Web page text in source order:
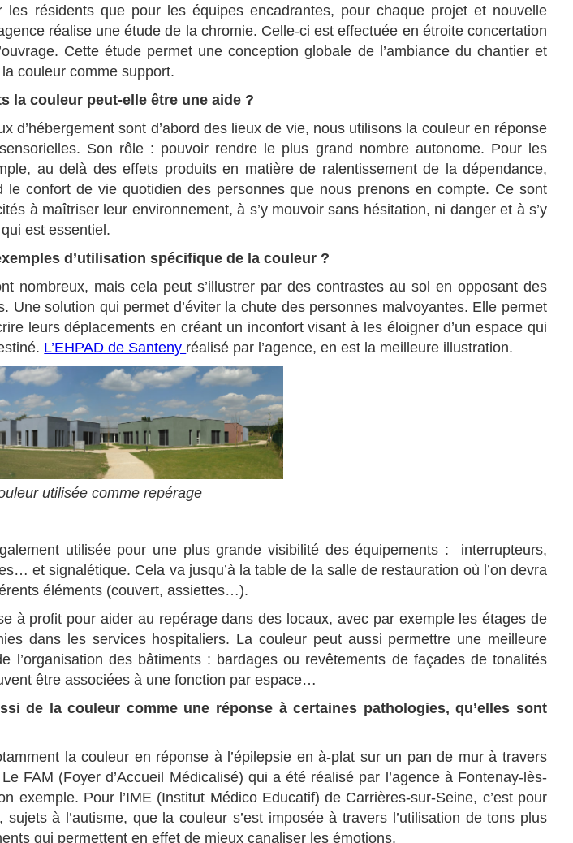
les résidents que pour les équipes encadrantes, pour chaque projet et nouvelle
réalise une étude de la chromie. Celle-ci est effectuée en étroite concertation
Cette étude permet une conception globale de l’ambiance du chantier et
couleur comme support.
la couleur peut-elle être une aide ?
d’hébergement sont d’abord des lieux de vie, nous utilisons la couleur en réponse
Son rôle : pouvoir rendre le plus grand nombre autonome. Pour les
au delà des effets produits en matière de ralentissement de la dépendance,
le confort de vie quotidien des personnes que nous prenons en compte. Ce sont
à maîtriser leur environnement, à s’y mouvoir sans hésitation, ni danger et à s’y
est essentiel.
d’utilisation spécifique de la couleur ?
nombreux, mais cela peut s’illustrer par des contrastes au sol en opposant des
Une solution qui permet d’éviter la chute des personnes malvoyantes. Elle permet
leurs déplacements en créant un inconfort visant à les éloigner d’un espace qui
L’EHPAD de Santeny réalisé par l’agence, en est la meilleure illustration.
utilisée comme repérage
utilisée pour une plus grande visibilité des équipements : interrupteurs,
et signalétique. Cela va jusqu’à la table de la salle de restauration où l’on devra
éléments (couvert, assiettes…).
à profit pour aider au repérage dans des locaux, avec par exemple les étages de
dans les services hospitaliers. La couleur peut aussi permettre une meilleure
l’organisation des bâtiments : bardages ou revêtements de façades de tonalités
être associées à une fonction par espace…
de la couleur comme une réponse à certaines pathologies, qu’elles sont
la couleur en réponse à l’épilepsie en à-plat sur un pan de mur à travers
FAM (Foyer d’Accueil Médicalisé) qui a été réalisé par l’agence à Fontenay-lès-
exemple. Pour l’IME (Institut Médico Educatif) de Carrières-sur-Seine, c’est pour
sujets à l’autisme, que la couleur s’est imposée à travers l’utilisation de tons plus
qui permettent en effet de mieux canaliser les émotions.